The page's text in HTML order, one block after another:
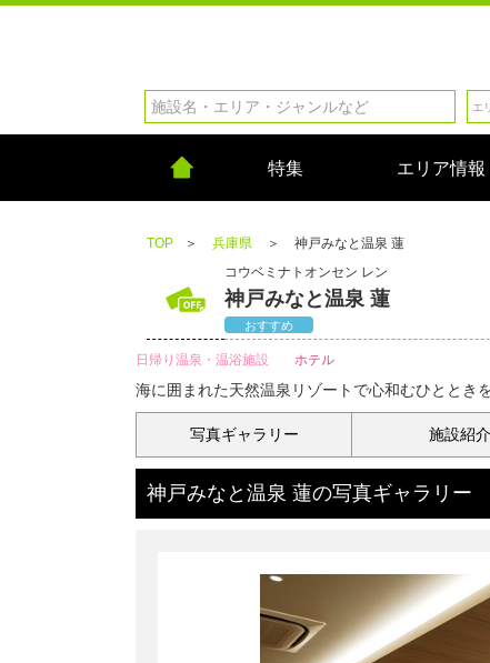
特集 エリア情報
TOP ＞ 兵庫県 ＞
神戸みなと温泉 蓮
コウベミナトオンセン レン
神戸みなと温泉 蓮
おすすめ
日帰り温泉・温浴施設 ホテル
海に囲まれた天然温泉リゾートで心和むひととき
写真ギャラリー 施設紹介
神戸みなと温泉 蓮の写真ギャラリー